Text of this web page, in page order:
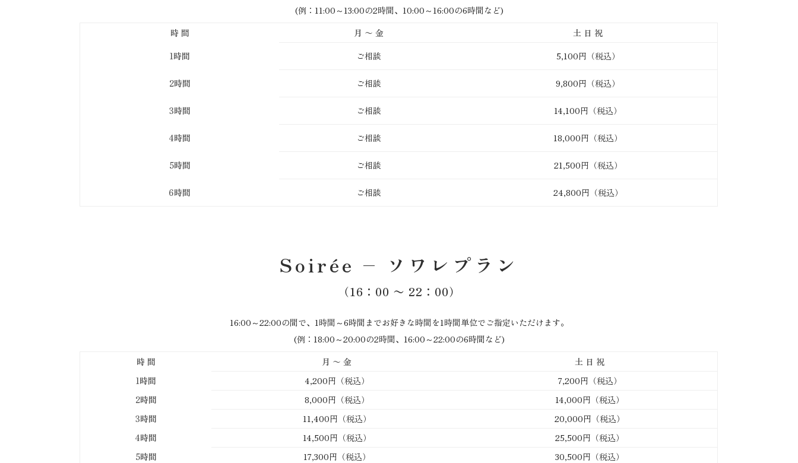
(例：11:00～13:00の2時間、10:00～16:00の6時間など)
時 間
月 〜 金
土 日 祝
1時間
ご相談 5,100円（税込）
2時間 ご相談 9,800円（税込）
3時間 ご相談 14,100円（税込）
4時間 ご相談 18,000円（税込）
5時間 ご相談 21,500円（税込）
6時間 ご相談 24,800円（税込）
Soirée – ソワレプラン
（16：00 〜 22：00）
16:00～22:00の間で、1時間～6時間までお好きな時間を1時間単位でご指定いただけます。
(例：18:00～20:00の2時間、16:00～22:00の6時間など)
時 間
月 〜 金
土 日 祝
1時間
4,200円（税込）
7,200円（税込）
2時間
8,000円（税込）
14,000円（税込）
3時間
11,400円（税込）
20,000円（税込）
4時間
14,500円（税込）
25,500円（税込）
5時間
17,300円（税込）
30,500円（税込）